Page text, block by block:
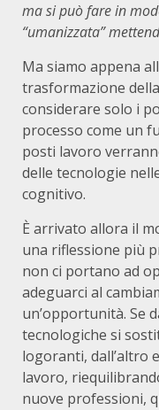
ma si può fare in
“umanizzata”
Ma siamo appena
trasformazione
considerare solo i
processo come un
posti lavoro
delle tecnologie
cognitivo.
È arrivato allora il
una riflessione più
non ci portano ad
adeguarci al
un’opportunità. Se
tecnologiche si
logoranti, dall’altro
lavoro,
nuove professioni,